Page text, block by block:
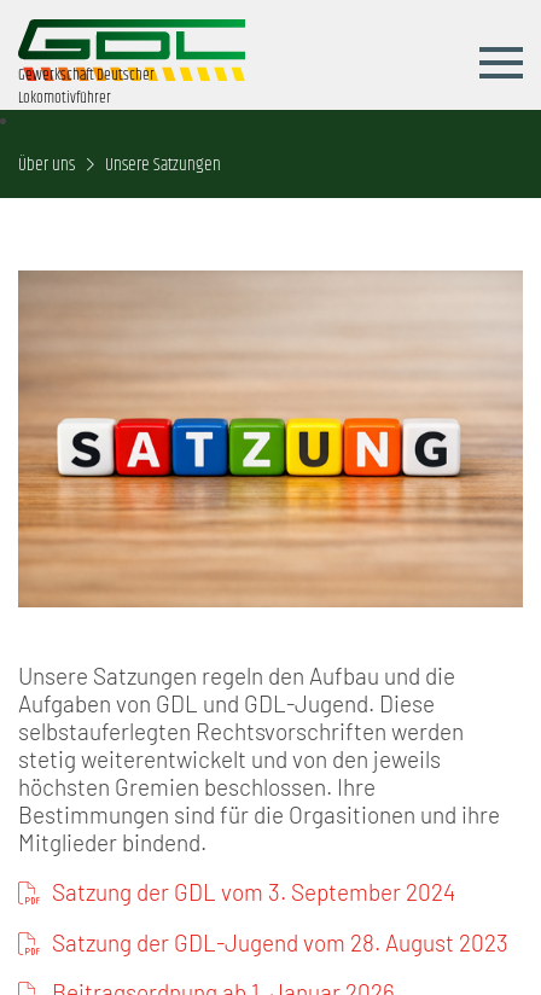
Gewerkschaft Deutscher
Lokomotivführer
Über uns Unsere Satzungen
Unsere Satzungen regeln den Aufbau und die
Aufgaben von GDL und GDL-Jugend. Diese
selbstauferlegten Rechtsvorschriften werden
stetig weiterentwickelt und von den jeweils
höchsten Gremien beschlossen. Ihre
Bestimmungen sind für die Orgasitionen und ihre
Mitglieder bindend.
Satzung der GDL vom 3. September 2024
Satzung der GDL-Jugend vom 28. August 2023